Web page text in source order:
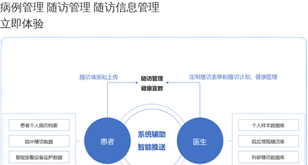
病例管理 随访管理 随访信息管理
立即体验